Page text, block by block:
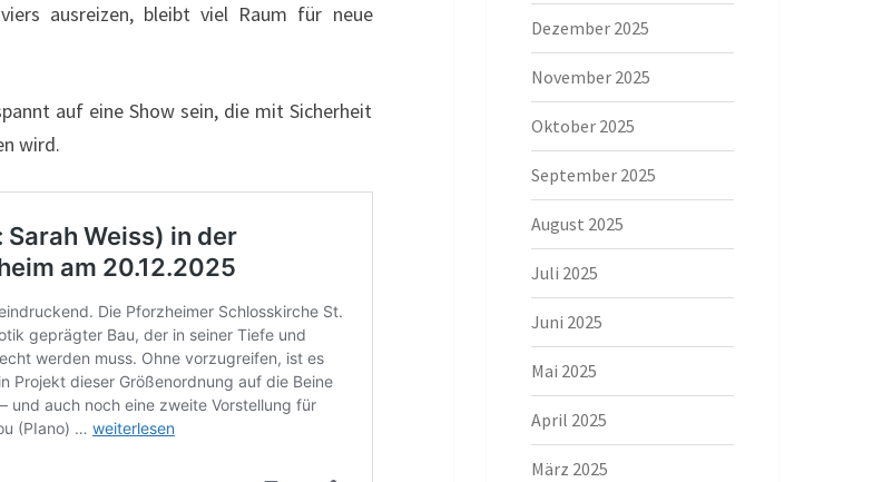
ausreizen, bleibt viel Raum für neue
auf eine Show sein, die mit Sicherheit
wird.
Dezember 2025
November 2025
Oktober 2025
September 2025
August 2025
Juli 2025
Juni 2025
Mai 2025
April 2025
März 2025